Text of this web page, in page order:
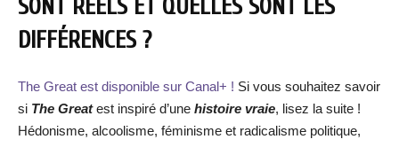
SONT RÉELS ET QUELLES SONT LES
DIFFÉRENCES ?
The Great est disponible sur Canal+ ! Si vous souhaitez savoir
si The Greatest inspiré d’une histoire vraie, lisez la suite !
Hédonisme, alcoolisme, féminisme et radicalisme politique,